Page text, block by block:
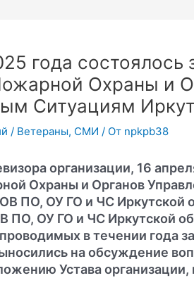
года
Охраны и
Ситуациям
/ Ветераны, СМИ / От npkpb38
организации, 16
Охраны и Органов
ПО, ОУ ГО и ЧС Иркутской
ПО, ОУ ГО и ЧС Иркутской
в течении года
на обсуждение
Устава организации,